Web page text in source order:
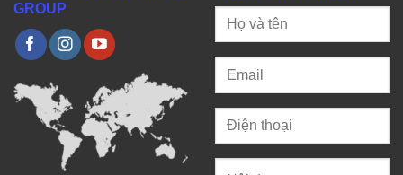
GROUP